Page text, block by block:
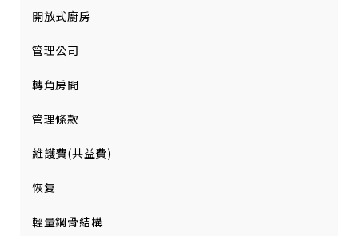
開放式廚房
管理公司
轉角房間
管理條款
維護費(共益費)
恢复
輕量鋼骨結構